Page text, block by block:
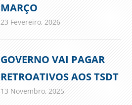
MARÇO
23 Fevereiro, 2026
GOVERNO VAI PAGAR
RETROATIVOS AOS TSDT
13 Novembro, 2025